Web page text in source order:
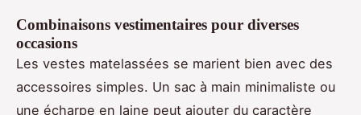
Combinaisons vestimentaires pour diverses
occasions
Les vestes matelassées se marient bien avec des
accessoires simples. Un sac à main minimaliste ou
une écharpe en laine peut ajouter du caractère